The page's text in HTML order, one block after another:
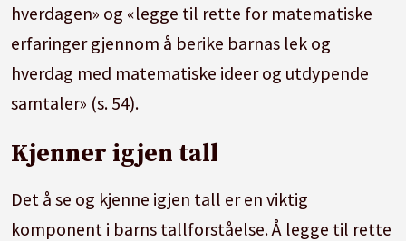
hverdagen» og «legge til rette for matematiske
erfaringer gjennom å berike barnas lek og
hverdag med matematiske ideer og utdypende
samtaler» (s. 54).
Kjenner igjen tall
Det å se og kjenne igjen tall er en viktig
komponent i barns tallforståelse. Å legge til rette